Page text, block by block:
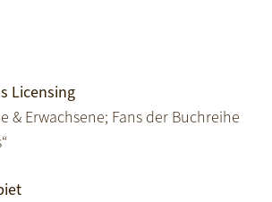
Licensing
& Erwachsene; Fans der Buchreihe